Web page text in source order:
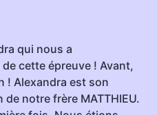
qui nous a
cette épreuve ! Avant,
! Alexandra est son
notre frère MATTHIEU.